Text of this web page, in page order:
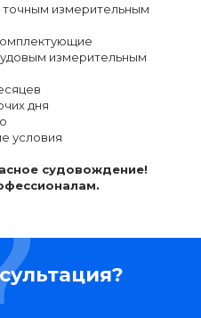
измерительным
измерительным
дня
условия
судовождение!